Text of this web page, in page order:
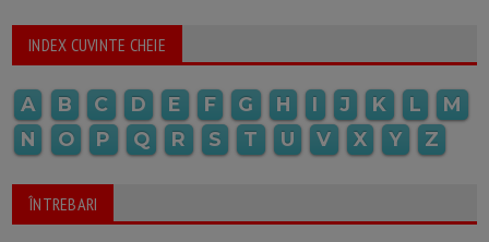
INDEX CUVINTE CHEIE
A B C D E F G H I J K L
M
N
O P Q R S T U V X Y Z
ÎNTREBARI